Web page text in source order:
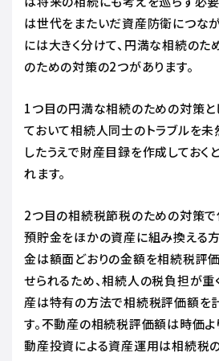
は世代をまたいだ資産防衛につな
には大きく分けて、円満な相続の
のための対策の2つがあります。
1つ目の円満な相続のための対策と
ておいて相続人同士のトラブルを未
したうえで財産目録を作成しておく
れます。
2つ目の相続税節税のための対策で
預貯金をほかの資産に組み換える
金は額面どおりの金額を相続税評
せられるため、相続人の税負担が重
産は特有の方法で相続税評価額を
す。不動産の相続税評価額は時価よ
動産投資による資産運用は相続税